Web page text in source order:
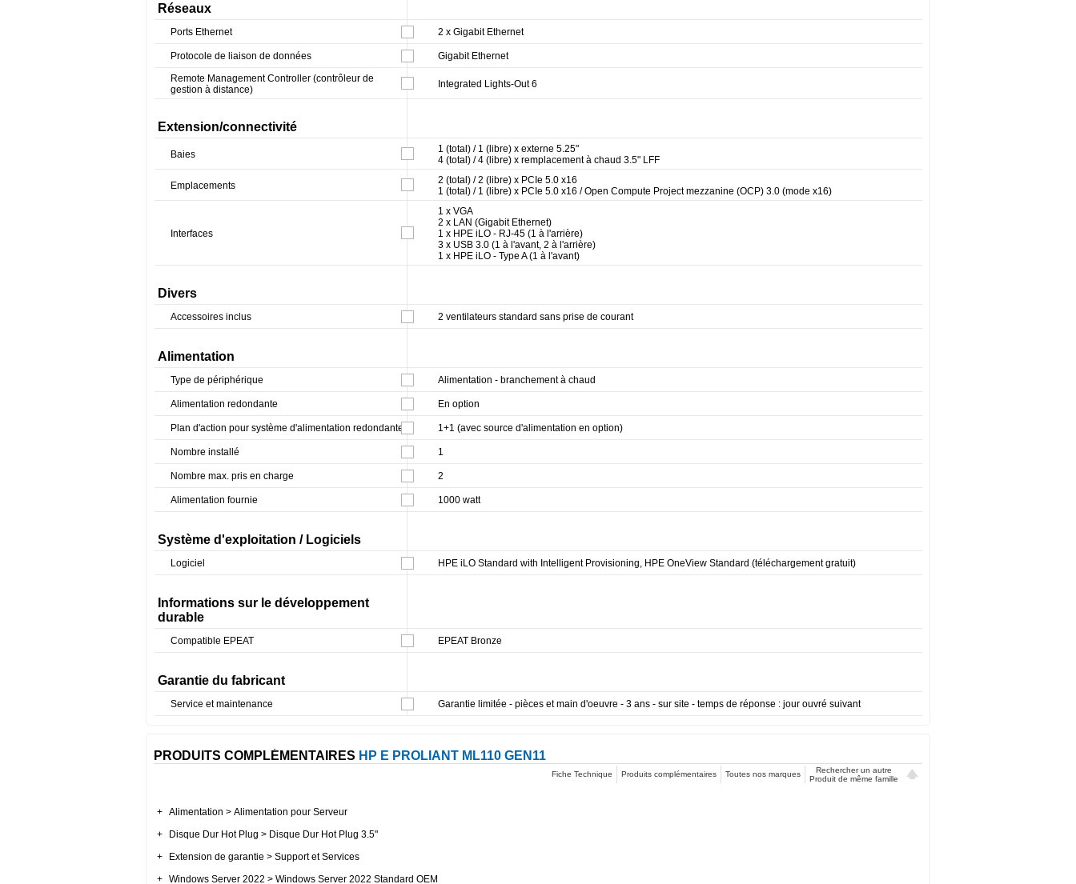
Réseaux
Ports Ethernet 2 x Gigabit Ethernet
Protocole de liaison de données
Gigabit Ethernet
Remote Management Controller (contrôleur de
gestion à distance)
Integrated Lights-Out 6
Extension/connectivité
Baies
1 (total) / 1 (libre) x externe 5.25"
4 (total) / 4 (libre) x remplacement à chaud 3.5" LFF
Emplacements
2 (total) / 2 (libre) x PCIe 5.0 x16
1 (total) / 1 (libre) x PCIe 5.0 x16 / Open Compute Project mezzanine (OCP) 3.0 (mode x16)
Interfaces
1 x VGA
2 x LAN (Gigabit Ethernet)
1 x HPE iLO - RJ-45 (1 à l'arrière)
3 x USB 3.0 (1 à l'avant, 2 à l'arrière)
1 x HPE iLO - Type A (1 à l'avant)
Divers
Accessoires inclus 2 ventilateurs standard sans prise de courant
Alimentation
Type de périphérique Alimentation - branchement à chaud
Alimentation redondante En option
Plan d'action pour système d'alimentation redondante 1+1 (avec source d'alimentation en option)
Nombre installé 1
Nombre max. pris en charge 2
Alimentation fournie 1000 watt
Système d'exploitation / Logiciels
Logiciel HPE iLO Standard with Intelligent Provisioning, HPE OneView Standard (téléchargement gratuit)
Informations sur le développement
durable
Compatible EPEAT EPEAT Bronze
Garantie du fabricant
Service et maintenance Garantie limitée - pièces et main d'oeuvre - 3 ans - sur site - temps de réponse : jour ouvré suivant
PRODUITS COMPLÉMENTAIRES HP E PROLIANT ML110 GEN11
Fiche Technique Produits complémentaires Toutes nos marques
Rechercher un autre
Produit de même famille
+ Alimentation > Alimentation pour Serveur
+
Disque Dur Hot Plug > Disque Dur Hot Plug 3.5"
+
Extension de garantie > Support et Services
+ Windows Server 2022 > Windows Server 2022 Standard OEM